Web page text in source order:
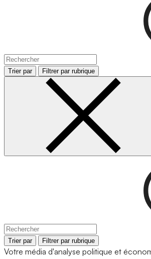
Trier par Filtrer par rubrique
Trier par Filtrer par rubrique
Votre média d'analyse politique et